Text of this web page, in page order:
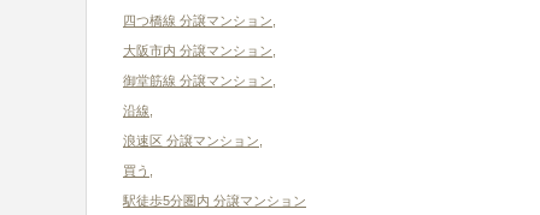
四つ橋線 分譲マンション
大阪市内 分譲マンション
御堂筋線 分譲マンション
沿線
浪速区 分譲マンション
買う
駅徒歩5分圏内 分譲マンション